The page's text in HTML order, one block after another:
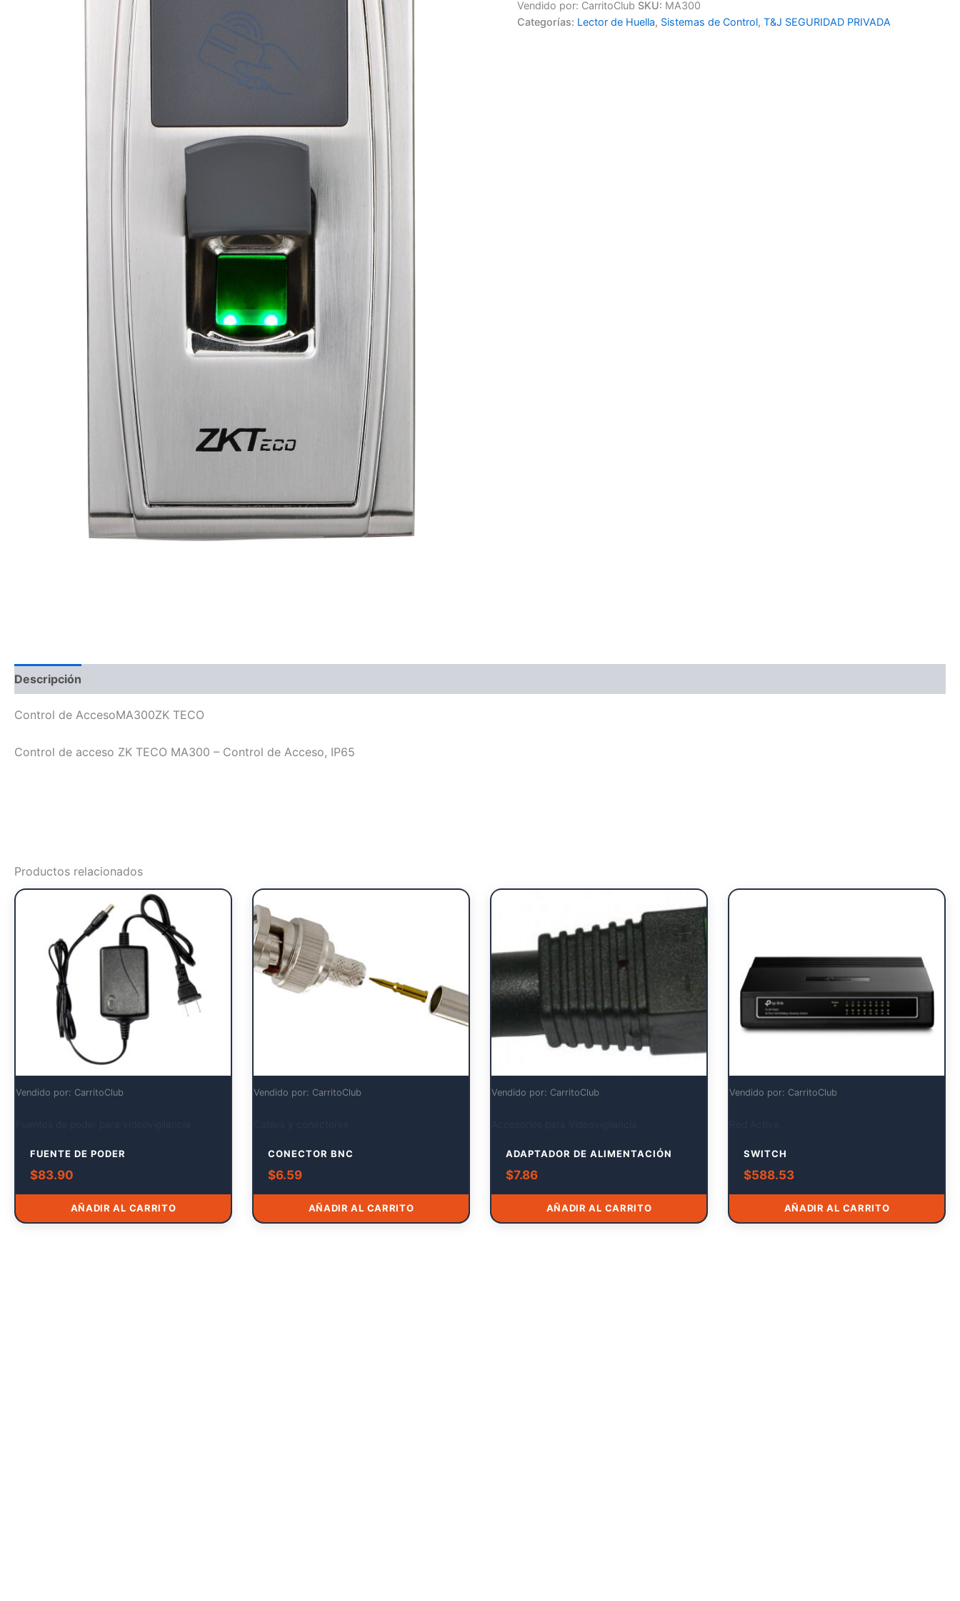
Vendido por: CarritoClub SKU: MA300
Categorías: Lector de Huella, Sistemas de Control,T&J SEGURIDAD PRIVADA
Descripción
Control de AccesoMA300ZK TECO
Control de acceso ZK TECO MA300 – Control de Acceso, IP65
Productos relacionados
Vendido por: CarritoClub
FUENTE DE PODER
$83.90
AÑADIR AL CARRITO
Vendido por: CarritoClub
CONECTOR BNC
$6.59
AÑADIR AL CARRITO
Vendido por: CarritoClub
ADAPTADOR DE ALIMENTACIÓN
$7.86
AÑADIR AL CARRITO
Vendido por: CarritoClub
SWITCH
$588.53
AÑADIR AL CARRITO